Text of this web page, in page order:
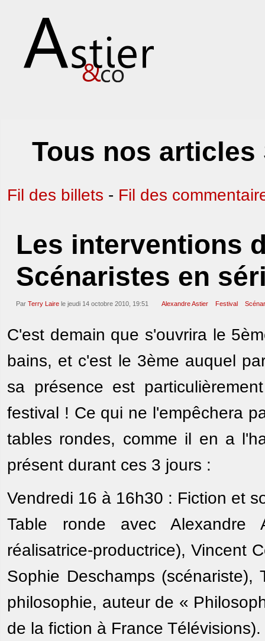
Tous nos
Fil des billets - Fil des
Les interventions
Scénaristes en
Par Terry Laire le jeudi 14 octobre 2010, 19:51 Alexandre Astier Festival
C'est demain que s'ouvrira le
bains, et c'est le 3ème auquel
sa présence est
festival ! Ce qui ne l'empêchera
tables rondes, comme il en a
présent durant ces 3 jours :
Vendredi 16 à 16h30 : Fiction et
Table ronde avec Alexandre
réalisatrice-productrice), Vincent
Sophie Deschamps
philosophie, auteur de «
de la fiction à France Télévisions).